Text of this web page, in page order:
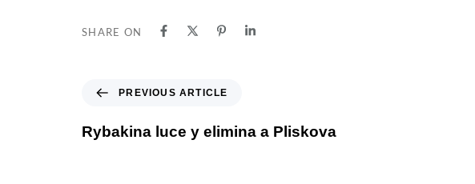
SHARE ON
PREVIOUS ARTICLE
Rybakina luce y elimina a Pliskova